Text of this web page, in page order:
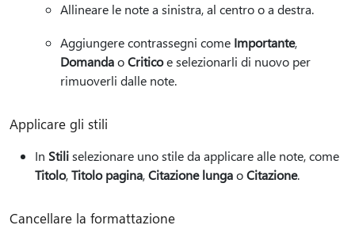
Allineare le note a sinistra, al centro o a destra.
Aggiungere contrassegni come Importante,
DomandaoCriticoe selezionarli di nuovo per
rimuoverli dalle note.
Applicare gli stili
In Stiliselezionare uno stile da applicare alle note, come
Titolo,Titolo pagina,Citazione lungaoCitazione.
Cancellare la formattazione